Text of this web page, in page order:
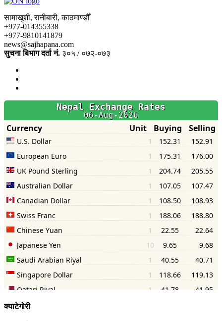
सामाखुशी, रानीबारी, काठमाण्डौँ
+977-014355338
+977-9810141879
news@sajhapana.com
सुचना बिभाग दर्ता नं. ३०५ / ०७२-०७३
क्याटेगोरी